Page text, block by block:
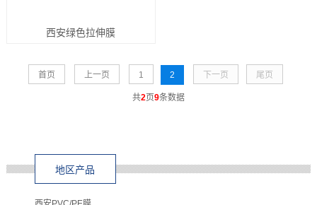
西安绿色拉伸膜
首页 上一页 1 2 下一页 尾页
共2页9条数据
地区产品